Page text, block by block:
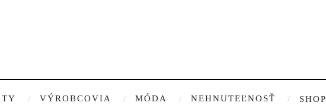
VÝROBCOVIA MÓDA NEHNUTEĽNOSŤ SHOP